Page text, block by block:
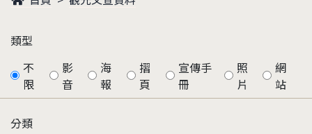
類型
不
限
影
音
海
報
摺
頁
宣傳手
冊
照
片
網
站
分類